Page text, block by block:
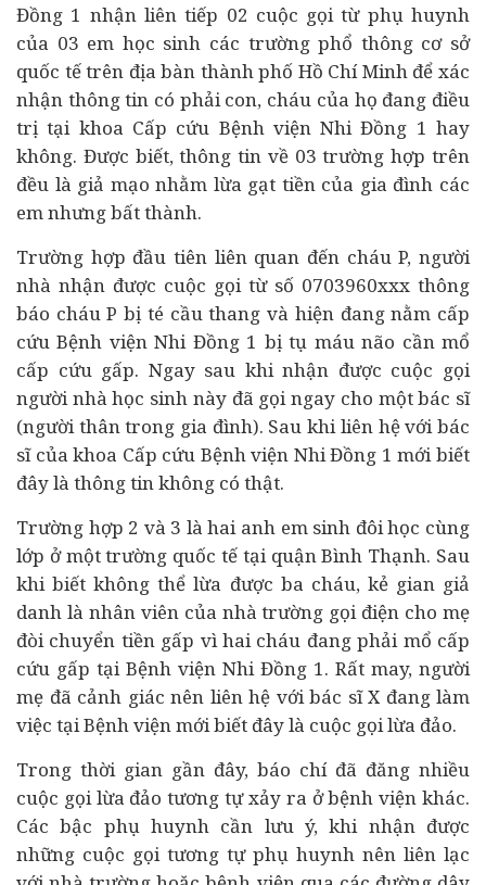
Đồng 1 nhận liên tiếp 02 cuộc gọi từ phụ huynh
của 03 em học sinh các trường phổ thông cơ sở
quốc tế trên địa bàn thành phố Hồ Chí Minh để xác
nhận thông tin có phải con, cháu của họ đang điều
trị tại khoa Cấp cứu Bệnh viện Nhi Đồng 1 hay
không. Được biết, thông tin về 03 trường hợp trên
đều là giả mạo nhằm lừa gạt tiền của gia đình các
em nhưng bất thành.
Trường hợp đầu tiên liên quan đến cháu P, người
nhà nhận được cuộc gọi từ số 0703960xxx thông
báo cháu P bị té cầu thang và hiện đang nằm cấp
cứu Bệnh viện Nhi Đồng 1 bị tụ máu não cần mổ
cấp cứu gấp. Ngay sau khi nhận được cuộc gọi
người nhà học sinh này đã gọi ngay cho một bác sĩ
(người thân trong gia đình). Sau khi liên hệ với bác
sĩ của khoa Cấp cứu Bệnh viện Nhi Đồng 1 mới biết
đây là thông tin không có thật.
Trường hợp 2 và 3 là hai anh em sinh đôi học cùng
lớp ở một trường quốc tế tại quận Bình Thạnh. Sau
khi biết không thể lừa được ba cháu, kẻ gian giả
danh là nhân viên của nhà trường gọi điện cho mẹ
đòi chuyển tiền gấp vì hai cháu đang phải mổ cấp
cứu gấp tại Bệnh viện Nhi Đồng 1. Rất may, người
mẹ đã cảnh giác nên liên hệ với bác sĩ X đang làm
việc tại Bệnh viện mới biết đây là cuộc gọi lừa đảo.
Trong thời gian gần đây, báo chí đã đăng nhiều
cuộc gọi lừa đảo tương tự xảy ra ở bệnh viện khác.
Các bậc phụ huynh cần lưu ý, khi nhận được
những cuộc gọi tương tự phụ huynh nên liên lạc